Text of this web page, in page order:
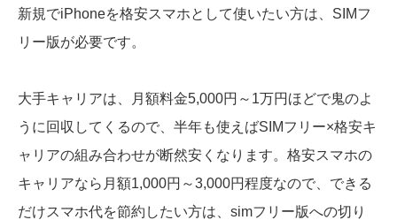
新規でiPhoneを格安スマホとして使いたい方は、SIMフ
リー版が必要です。
大手キャリアは、月額料金5,000円～1万円ほどで鬼のよ
うに回収してくるので、半年も使えばSIMフリー×格安キ
ャリアの組み合わせが断然安くなります。格安スマホの
キャリアなら月額1,000円～3,000円程度なので、できる
だけスマホ代を節約したい方は、simフリー版への切り